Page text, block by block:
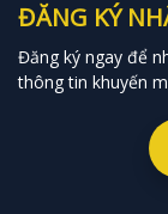
ĐĂNG KÝ
Đăng ký ngay để
thông tin khuyến